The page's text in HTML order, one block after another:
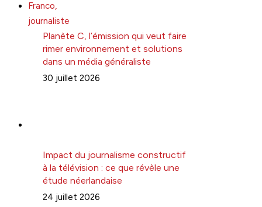
Planète C, l’émission qui veut faire
rimer environnement et solutions
dans un média généraliste
30 juillet 2026
Impact du journalisme constructif
à la télévision : ce que révèle une
étude néerlandaise
24 juillet 2026